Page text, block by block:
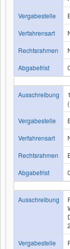
Vergabestelle
Verfahrensart
Rechtsrahmen
Abgabefrist
Ausschreibung
Vergabestelle
Verfahrensart
Rechtsrahmen
Abgabefrist
Ausschreibung
Vergabestelle